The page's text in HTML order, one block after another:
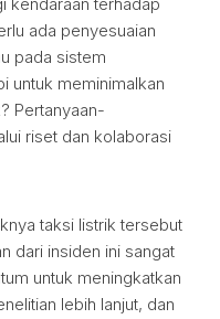
ada penyesuaian
pada sistem
untuk meminimalkan
Pertanyaan-
riset dan kolaborasi
taksi listrik tersebut
dari insiden ini sangat
untuk meningkatkan
lebih lanjut, dan